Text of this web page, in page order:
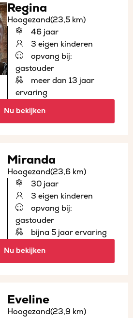
Regina
Hoogezand(23,5 km)
46 jaar
3 eigen kinderen
opvang bij:
gastouder
meer dan 13 jaar
ervaring
Nu bekijken
Miranda
Hoogezand(23,6 km)
30 jaar
3 eigen kinderen
opvang bij:
gastouder
bijna 5 jaar ervaring
Nu bekijken
Eveline
Hoogezand(23,9 km)